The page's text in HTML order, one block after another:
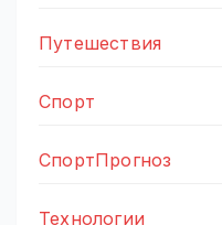
Путешествия
Спорт
СпортПрогноз
Технологии